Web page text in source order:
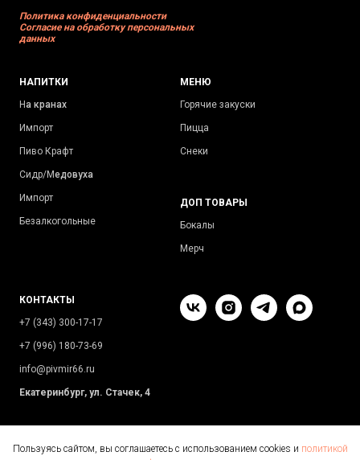
Политика конфиденциальности
Согласие на обработку персональных
данных
НАПИТКИ
На кранах
Импорт
Пиво Крафт
Сидр/Медовуха
Импорт
Безалкогольные
МЕНЮ
Горячие закуски
Пицца
Снеки
ДОП ТОВАРЫ
Бокалы
Мерч
КОНТАКТЫ
+7 (343) 300-17-17
+7 (996) 180-73-69
info@pivmir66.ru
Екатеринбург, ул. Стачек, 4
Пользуясь сайтом, вы соглашаетесь с использованием cookies и политикой